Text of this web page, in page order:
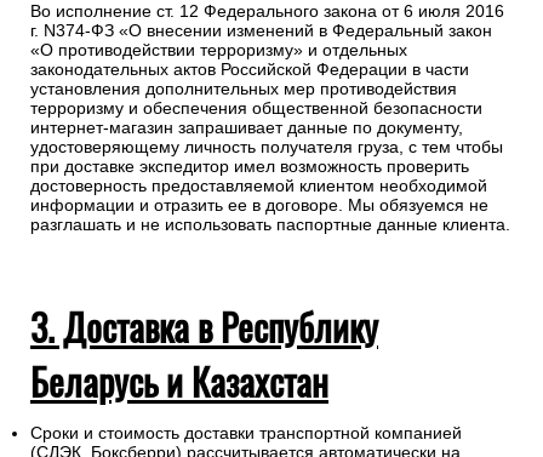
Во исполнение ст. 12 Федерального закона от 6 июля 2016
г. N374-ФЗ «О внесении изменений в Федеральный закон
«О противодействии терроризму» и отдельных
законодательных актов Российской Федерации в части
установления дополнительных мер противодействия
терроризму и обеспечения общественной безопасности
интернет-магазин запрашивает данные по документу,
удостоверяющему личность получателя груза, с тем чтобы
при доставке экспедитор имел возможность проверить
достоверность предоставляемой клиентом необходимой
информации и отразить ее в договоре. Мы обязуемся не
разглашать и не использовать паспортные данные клиента.
3. Доставка в Республику
Беларусь и Казахстан
Сроки и стоимость доставки транспортной компанией
(СДЭК, Боксберри) рассчитывается автоматически на